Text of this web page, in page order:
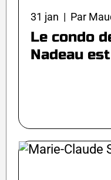
31 jan | Par
Le condo
Nadeau